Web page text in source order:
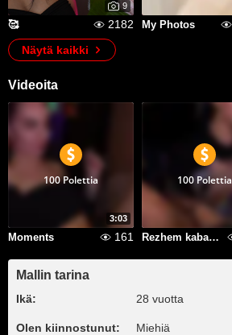
9
🥰 2182 My Photos
Näytä kaikki
Videoita
3:03
100 Polettia
Moments 161
100 Polettia
Rezhem kabachok
Mallin tarina
Ikä: 28 vuotta
Olen kiinnostunut: Miehiä